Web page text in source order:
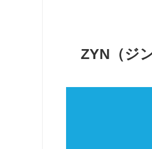
ZYN（ジ